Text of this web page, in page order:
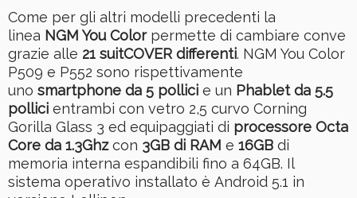
Come per gli altri modelli precedenti la
linea NGM You Colorpermette di cambiare conve
grazie alle 21 suitCOVER differenti. NGM You Color
P509 e P552 sono rispettivamente
uno smartphone da 5 pollici e un Phablet da 5.5
pollici entrambi con vetro 2,5 curvo Corning
Gorilla Glass 3 ed equipaggiati di processore Octa
Core da 1.3Ghzcon 3GB di RAM e 16GB di
memoria interna espandibili fino a 64GB. Il
sistema operativo installato è Android 5.1 in